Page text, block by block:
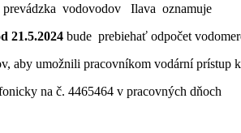
prevádzka vodovodov Ilava oznamuje
21.5.2024 bude prebiehať odpočet
aby umožnili pracovníkom vodární prístup
na č. 4465464 v pracovných dňoch